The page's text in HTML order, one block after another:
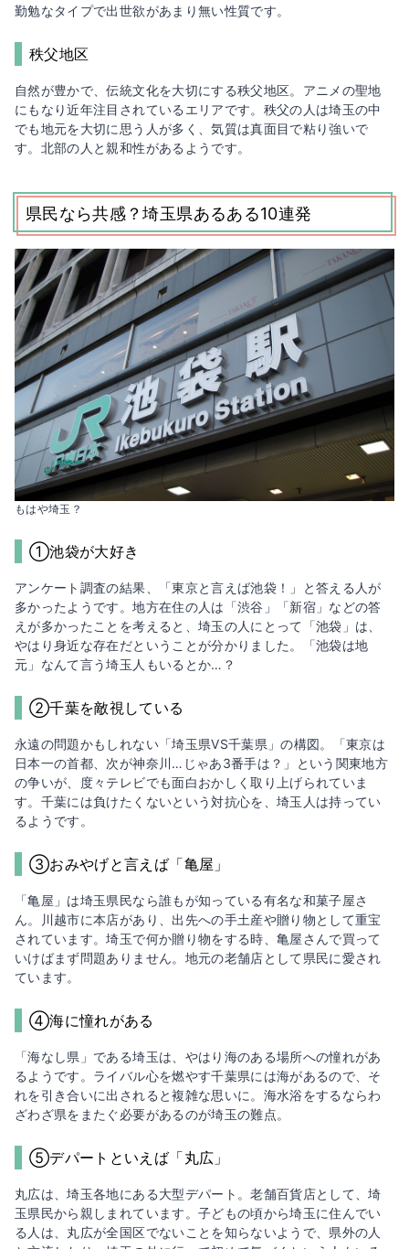
勤勉なタイプで出世欲があまり無い性質です。
秩父地区
自然が豊かで、伝統文化を大切にする秩父地区。アニメの聖地
にもなり近年注目されているエリアです。秩父の人は埼玉の中
でも地元を大切に思う人が多く、気質は真面目で粘り強いで
す。北部の人と親和性があるようです。
県民なら共感？埼玉県あるある10連発
もはや埼玉？
①池袋が大好き
アンケート調査の結果、「東京と言えば池袋！」と答える人が
多かったようです。地方在住の人は「渋谷」「新宿」などの答
えが多かったことを考えると、埼玉の人にとって「池袋」は、
やはり身近な存在だということが分かりました。「池袋は地
元」なんて言う埼玉人もいるとか…？
②千葉を敵視している
永遠の問題かもしれない「埼玉県VS千葉県」の構図。「東京は
日本一の首都、次が神奈川…じゃあ3番手は？」という関東地方
の争いが、度々テレビでも面白おかしく取り上げられていま
す。千葉には負けたくないという対抗心を、埼玉人は持ってい
るようです。
③おみやげと言えば「亀屋」
「亀屋」は埼玉県民なら誰もが知っている有名な和菓子屋さ
ん。川越市に本店があり、出先への手土産や贈り物として重宝
されています。埼玉で何か贈り物をする時、亀屋さんで買って
いけばまず問題ありません。地元の老舗店として県民に愛され
ています。
④海に憧れがある
「海なし県」である埼玉は、やはり海のある場所への憧れがあ
るようです。ライバル心を燃やす千葉県には海があるので、そ
れを引き合いに出されると複雑な思いに。海水浴をするならわ
ざわざ県をまたぐ必要があるのが埼玉の難点。
⑤デパートといえば「丸広」
丸広は、埼玉各地にある大型デパート。老舗百貨店として、埼
玉県民から親しまれています。子どもの頃から埼玉に住んでい
る人は、丸広が全国区でないことを知らないようで、県外の人